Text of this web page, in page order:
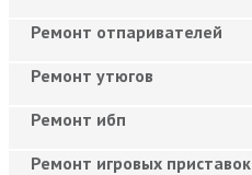
Ремонт отпаривателей
Ремонт утюгов
Ремонт ибп
Ремонт игровых приставок